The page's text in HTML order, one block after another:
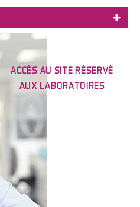
ACCÈS AU SITE RÉSERVÉ
AUX LABORATOIRES